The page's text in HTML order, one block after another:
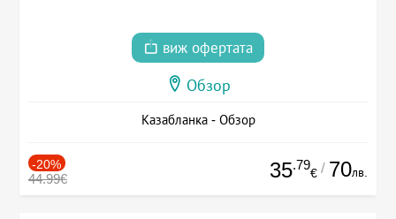
виж офертата
Обзор
Казабланка - Обзор
-20%
44.99€ 35.79
€ / 70лв.